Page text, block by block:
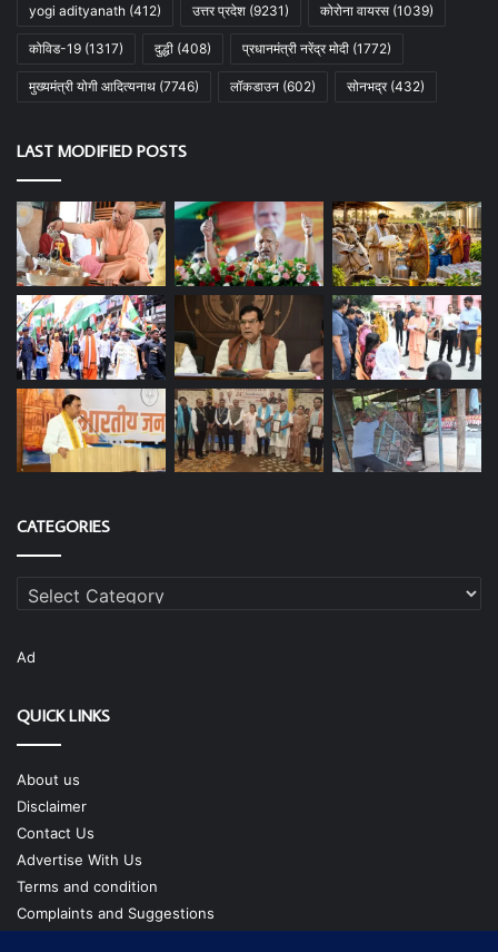
yogi adityanath (412) उत्तर प्रदेश (9231) कोरोना वायरस (1039)
कोविड-19 (1317) दुद्धी (408) प्रधानमंत्री नरेंद्र मोदी (1772)
मुख्यमंत्री योगी आदित्यनाथ (7746) लॉकडाउन (602) सोनभद्र(432)
LAST MODIFIED POSTS
CATEGORIES
Categories
Ad
QUICK LINKS
About us
Disclaimer
Contact Us
Advertise With Us
Terms and condition
Complaints and Suggestions